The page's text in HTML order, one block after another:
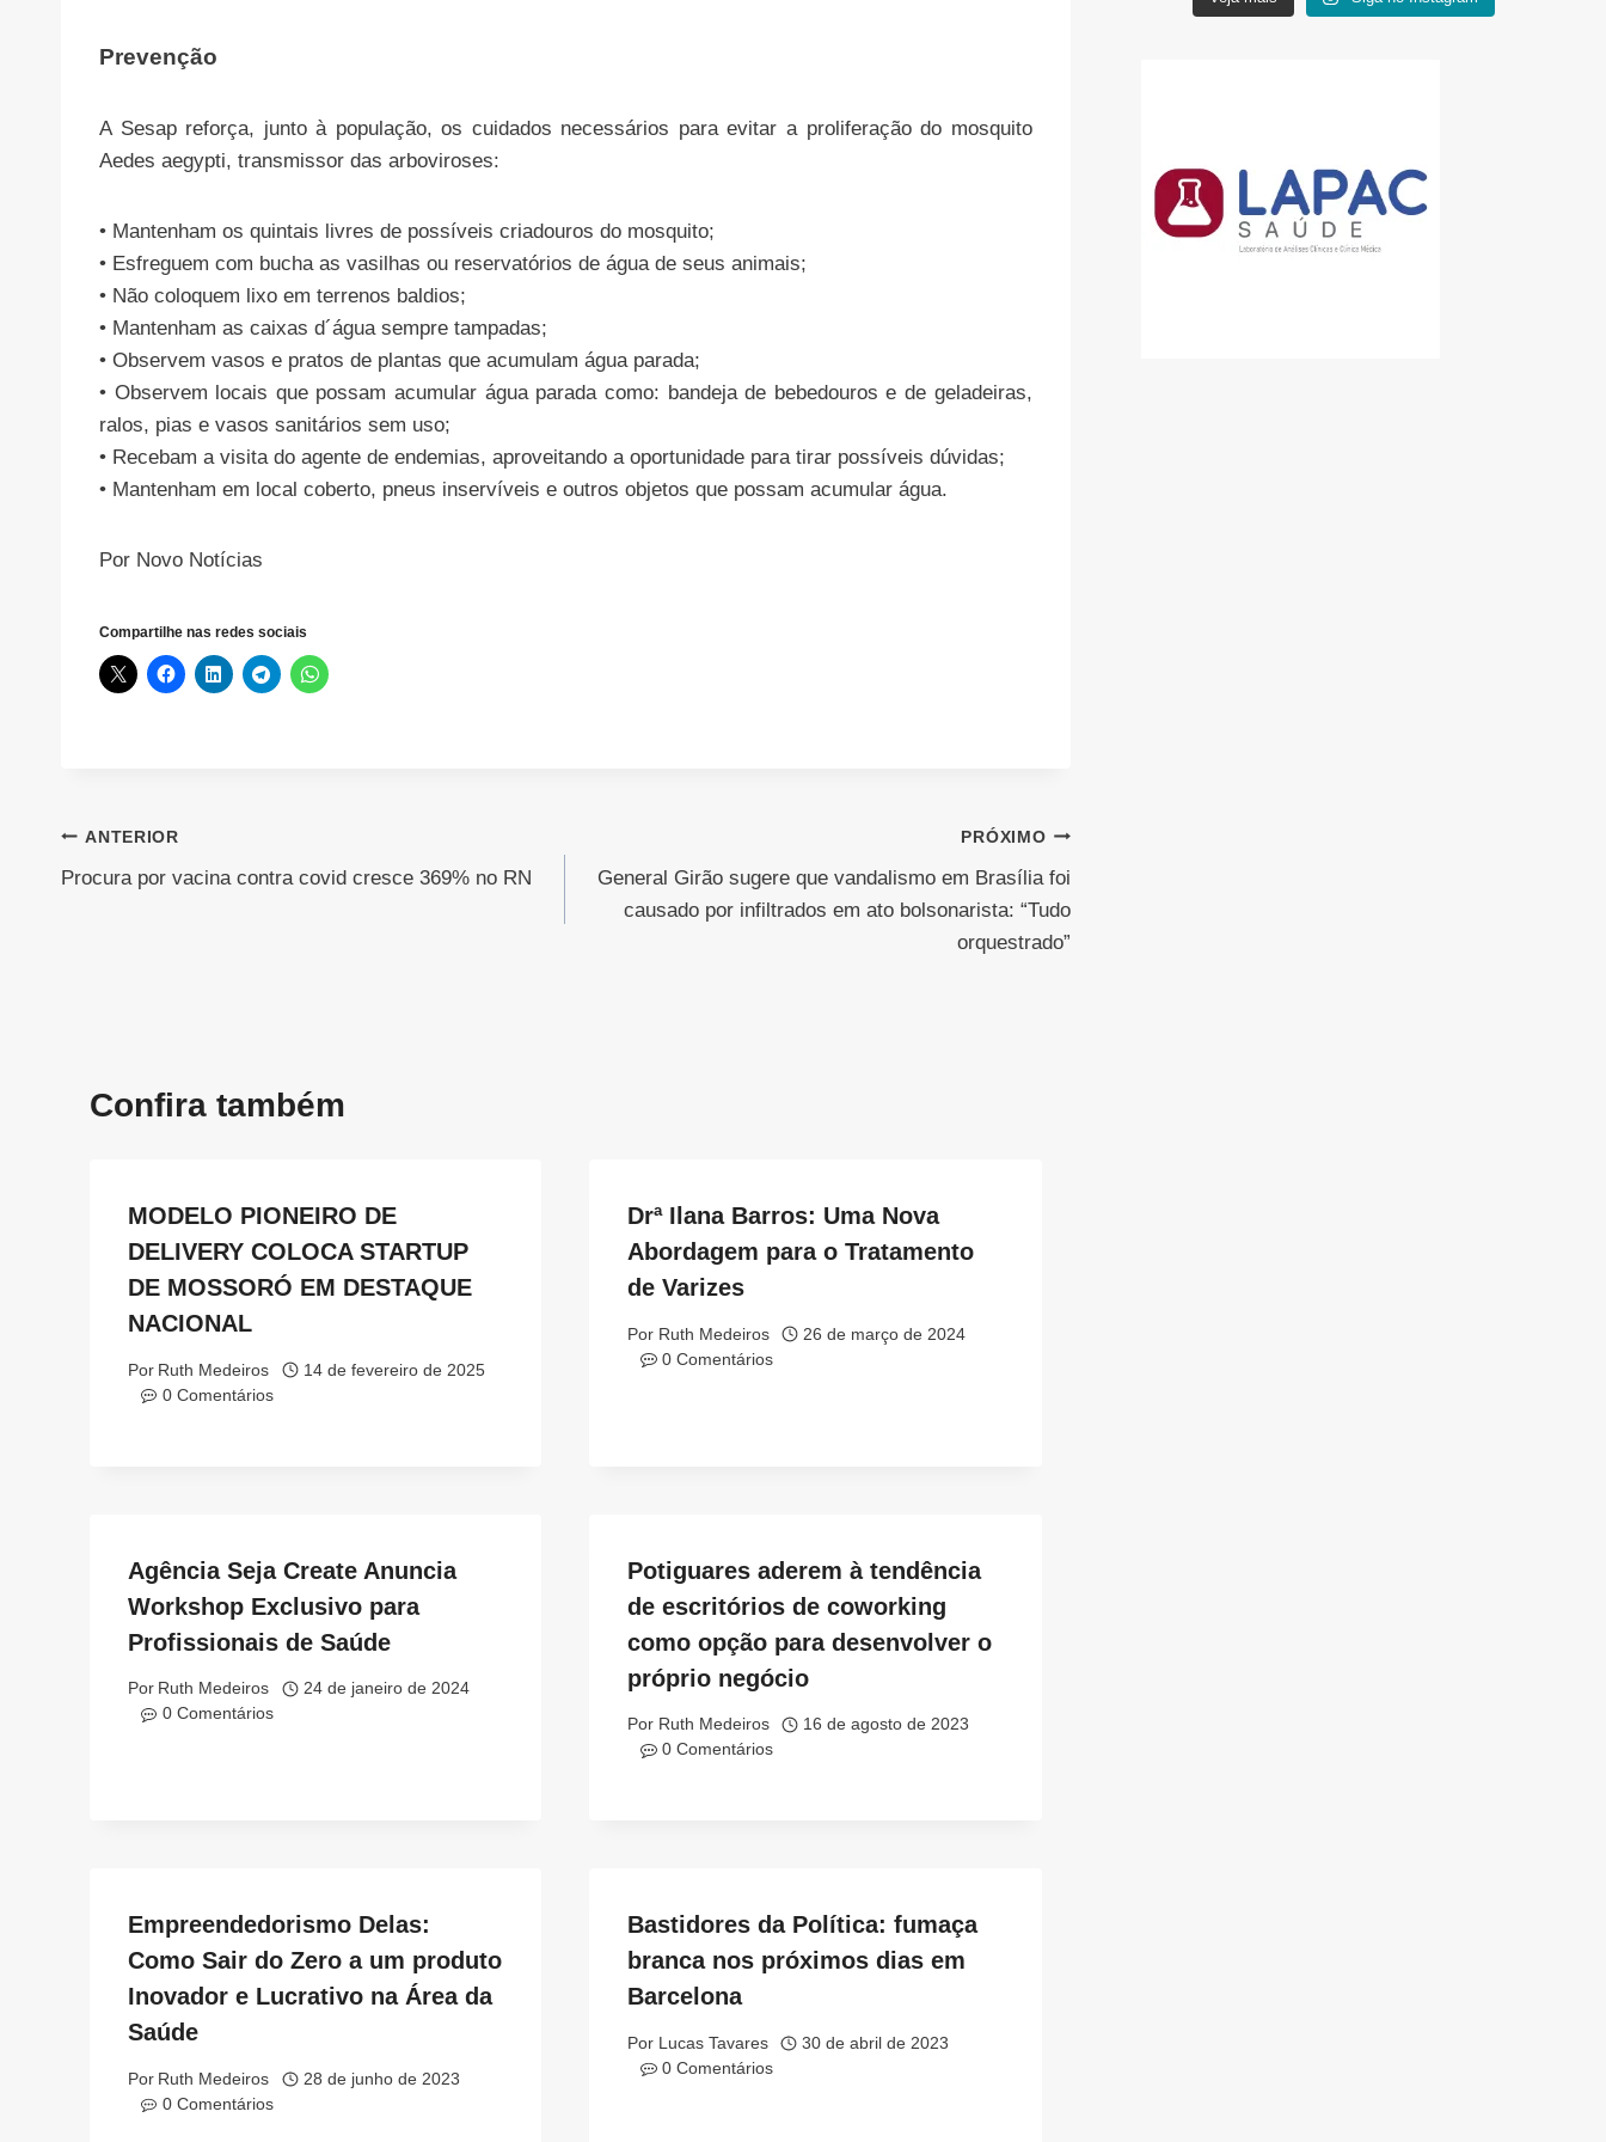
Prevenção
A Sesap reforça, junto à população, os cuidados necessários para evitar a proliferação do mosquito
Aedes aegypti, transmissor das arboviroses:
• Mantenham os quintais livres de possíveis criadouros do mosquito;
• Esfreguem com bucha as vasilhas ou reservatórios de água de seus animais;
• Não coloquem lixo em terrenos baldios;
• Mantenham as caixas d´água sempre tampadas;
• Observem vasos e pratos de plantas que acumulam água parada;
• Observem locais que possam acumular água parada como: bandeja de bebedouros e de geladeiras,
ralos, pias e vasos sanitários sem uso;
• Recebam a visita do agente de endemias, aproveitando a oportunidade para tirar possíveis dúvidas;
• Mantenham em local coberto, pneus inservíveis e outros objetos que possam acumular água.
Por Novo Notícias
Compartilhe nas redes sociais
Navegação
de
ANTERIOR
Procura por vacina contra covid cresce 369% no RN
PRÓXIMO
General Girão sugere que vandalismo em Brasília foi
causado por infiltrados em ato bolsonarista: “Tudo
orquestrado”
Confira também
MODELO PIONEIRO DE
DELIVERY COLOCA STARTUP
DE MOSSORÓ EM DESTAQUE
NACIONAL
Por Ruth Medeiros
14 de fevereiro de 2025
0 Comentários
Drª Ilana Barros: Uma Nova
Abordagem para o Tratamento
de Varizes
Por Ruth Medeiros
26 de março de 2024
0 Comentários
Agência Seja Create Anuncia
Workshop Exclusivo para
Profissionais de Saúde
Por Ruth Medeiros
24 de janeiro de 2024
0 Comentários
Potiguares aderem à tendência
de escritórios de coworking
como opção para desenvolver o
próprio negócio
Por Ruth Medeiros
16 de agosto de 2023
0 Comentários
Empreendedorismo Delas:
Como Sair do Zero a um produto
Inovador e Lucrativo na Área da
Saúde
Por Ruth Medeiros
28 de junho de 2023
0 Comentários
Bastidores da Política: fumaça
branca nos próximos dias em
Barcelona
Por Lucas Tavares
30 de abril de 2023
0 Comentários